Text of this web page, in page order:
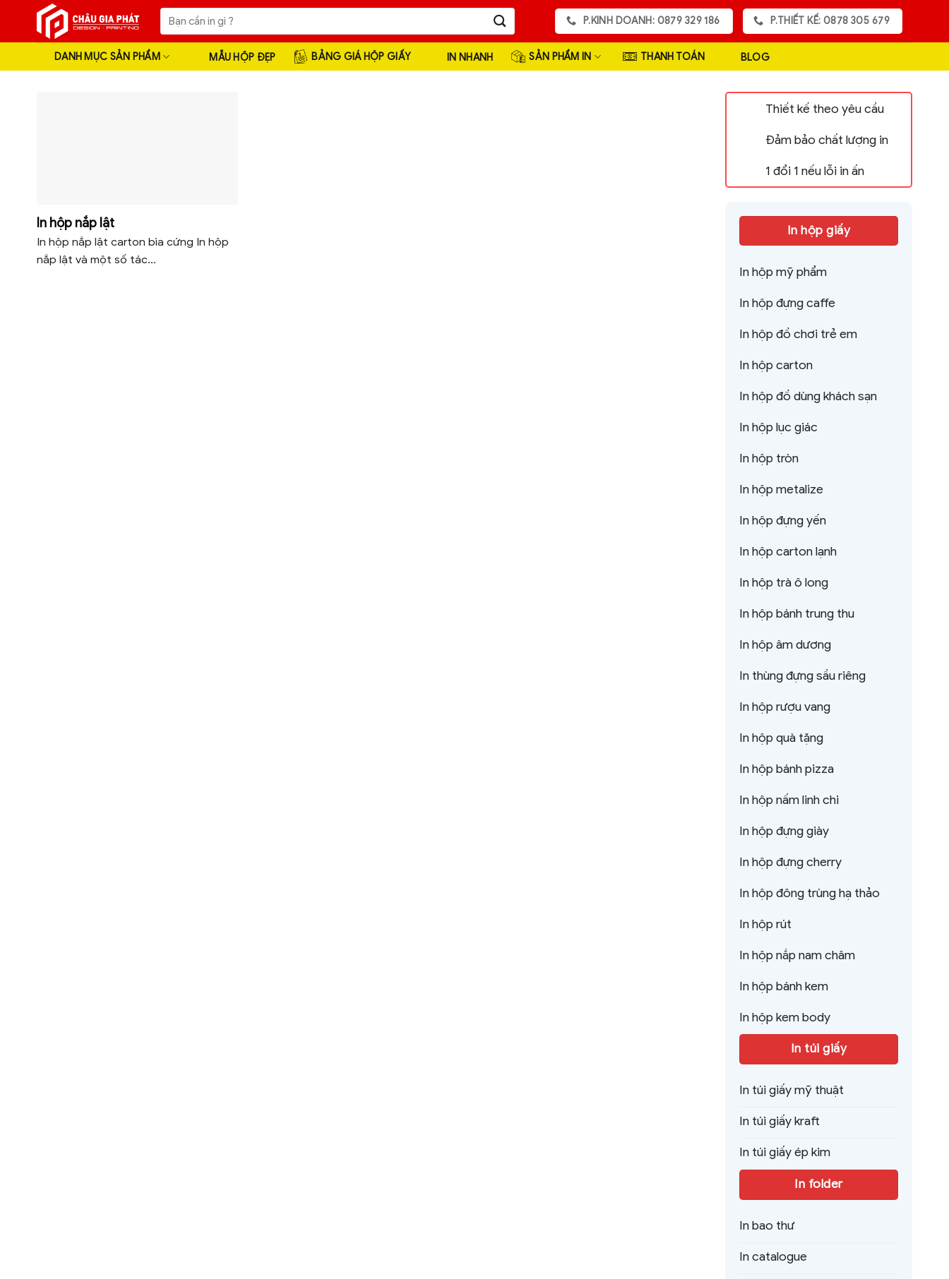
Tìm
kiếm:
P.KINH DOANH: 0879 329 186 P.THIẾT KẾ: 0878 305 679
DANH MỤC SẢN PHẨM MẪU HỘP ĐẸP BẢNG GIÁ HỘP GIẤY IN NHANH SẢN PHẨM IN THANH TOÁN BLOG
In hộp nắp lật
In hộp nắp lật carton bìa cứng In hộp
nắp lật và một số tác...
Thiết kế theo yêu cầu
Đảm bảo chất lượng in
1 đổi 1 nếu lỗi in ấn
In hộp giấy
In hộp mỹ phẩm
In hộp đựng caffe
In hộp đồ chơi trẻ em
In hộp carton
In hộp đồ dùng khách sạn
In hộp lục giác
In hộp tròn
In hộp metalize
In hộp đựng yến
In hộp carton lạnh
In hộp trà ô long
In hộp bánh trung thu
In hộp âm dương
In thùng đựng sầu riêng
In hộp rượu vang
In hộp quà tặng
In hộp bánh pizza
In hộp nấm linh chi
In hộp đựng giày
In hộp đựng cherry
In hộp đông trùng hạ thảo
In hộp rút
In hộp nắp nam châm
In hộp bánh kem
In hộp kem body
In túi giấy
In túi giấy mỹ thuật
In túi giấy kraft
In túi giấy ép kim
In folder
In bao thư
In catalogue